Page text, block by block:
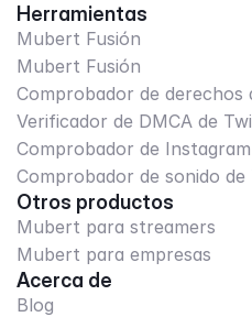
Herramientas
Mubert Fusión
Mubert Fusión
Comprobador de derechos
Verificador de DMCA de
Comprobador de Instagram
Comprobador de sonido de
Otros productos
Mubert para streamers
Mubert para empresas
Acerca de
Blog